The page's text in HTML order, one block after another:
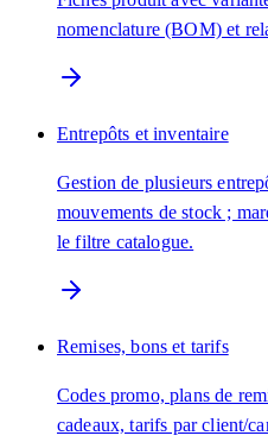
nomenclature (BOM) et
Entrepôts et inventaire
Gestion de plusieurs
mouvements de stock ;
le filtre catalogue.
Remises, bons et tarifs
Codes promo, plans de
cadeaux, tarifs par client/